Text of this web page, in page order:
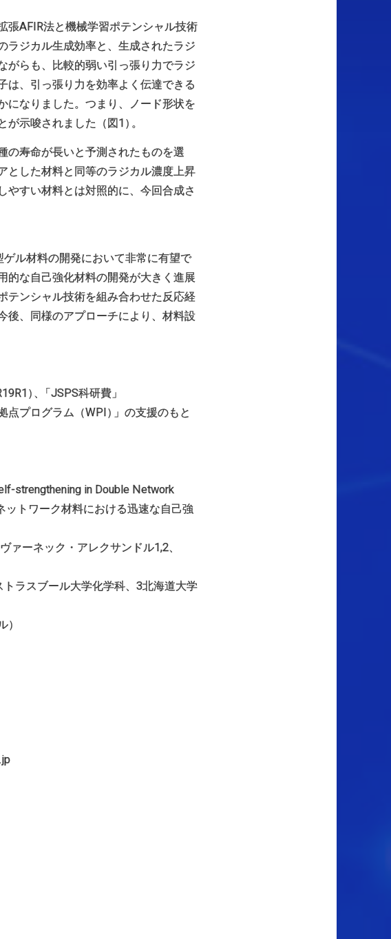
張AFIR法と機械学習ポテンシャル技術
ラジカル生成効率と、生成されたラジ
がらも、比較的弱い引っ張り力でラジ
は、引っ張り力を効率よく伝達できる
になりました。つまり、ノード形状を
が示唆されました（図1 ） 。
の寿命が長いと予測されたものを選
とした材料と同等のラジカル濃度上昇
やすい材料とは対照的に、今回合成さ
ゲル材料の開発において非常に有望で
的な自己強化材料の開発が大きく進展
テンシャル技術を組み合わせた反応経
後、同様のアプローチにより、材料設
） 、 「JSPS科研費 」
点プログラム（WPI ） 」の支援のもと
strengthening in Double Network
トワーク材料における迅速な自己強
ーネック・アレクサンドル1,2、
ラスブール大学化学科、3北海道大学
）